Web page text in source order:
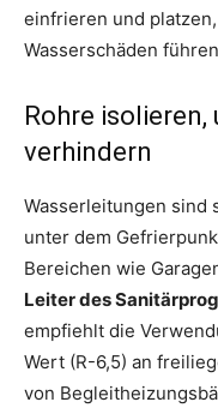
einfrieren und
Wasserschäden
Rohre isolieren,
verhindern
Wasserleitungen sind
unter dem
Bereichen wie
Leiter des
empfiehlt die
Wert (R-6,5) an
von